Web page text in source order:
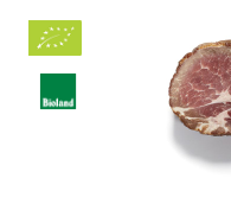
Bio
BLa